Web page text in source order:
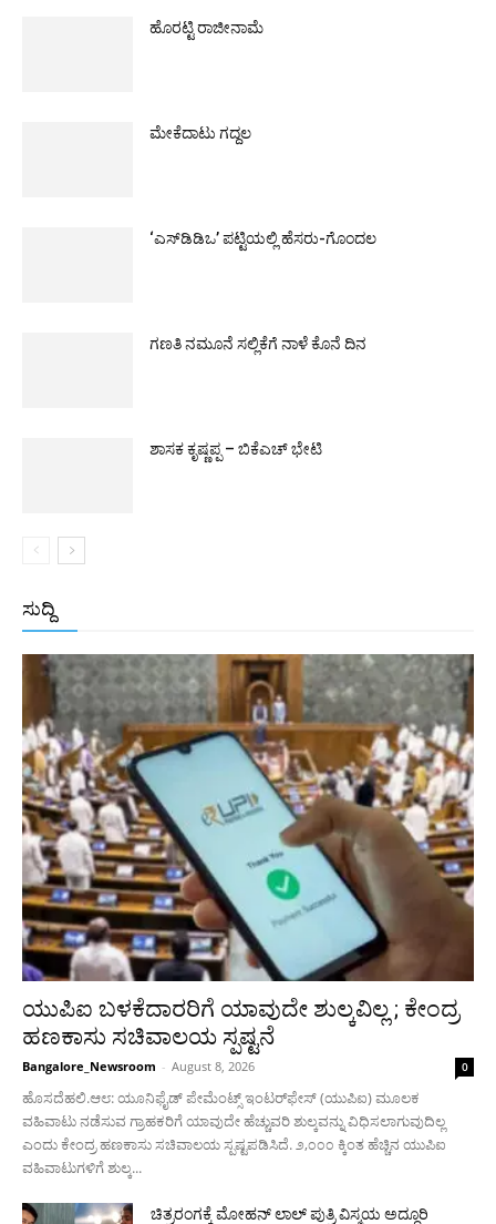
ಹೊರಟ್ಟಿ ರಾಜೀನಾಮೆ
ಮೇಕೆದಾಟು ಗದ್ದಲ
‘ಎಸ್‌ಡಿಡಿಒ’ ಪಟ್ಟಿಯಲ್ಲಿ ಹೆಸರು-ಗೊಂದಲ
ಗಣತಿ ನಮೂನೆ ಸಲ್ಲಿಕೆಗೆ ನಾಳೆ ಕೊನೆ ದಿನ
ಶಾಸಕ ಕೃಷ್ಣಪ್ಪ – ಬಿಕೆಎಚ್ ಭೇಟಿ
ಸುದ್ದಿ
ಯುಪಿಐ ಬಳಕೆದಾರರಿಗೆ ಯಾವುದೇ ಶುಲ್ಕವಿಲ್ಲ ; ಕೇಂದ್ರ
ಹಣಕಾಸು ಸಚಿವಾಲಯ ಸ್ಪಷ್ಟನೆ
Bangalore_Newsroom - August 8, 2026 0
ಹೊಸದೆಹಲಿ.ಆ೮: ಯೂನಿಫೈಡ್ ಪೇಮೆಂಟ್ಸ್ ಇಂಟರ್‌ಫೇಸ್ (ಯುಪಿಐ) ಮೂಲಕ
ವಹಿವಾಟು ನಡೆಸುವ ಗ್ರಾಹಕರಿಗೆ ಯಾವುದೇ ಹೆಚ್ಚುವರಿ ಶುಲ್ಕವನ್ನು ವಿಧಿಸಲಾಗುವುದಿಲ್ಲ
ಎಂದು ಕೇಂದ್ರ ಹಣಕಾಸು ಸಚಿವಾಲಯ ಸ್ಪಷ್ಟಪಡಿಸಿದೆ. ೨,೦೦೦ ಕ್ಕಿಂತ ಹೆಚ್ಚಿನ ಯುಪಿಐ
ವಹಿವಾಟುಗಳಿಗೆ ಶುಲ್ಕ...
ಚಿತ್ರರಂಗಕ್ಕೆ ಮೋಹನ್ ಲಾಲ್ ಪುತ್ರಿ ವಿಸ್ಮಯ ಅದ್ಧೂರಿ